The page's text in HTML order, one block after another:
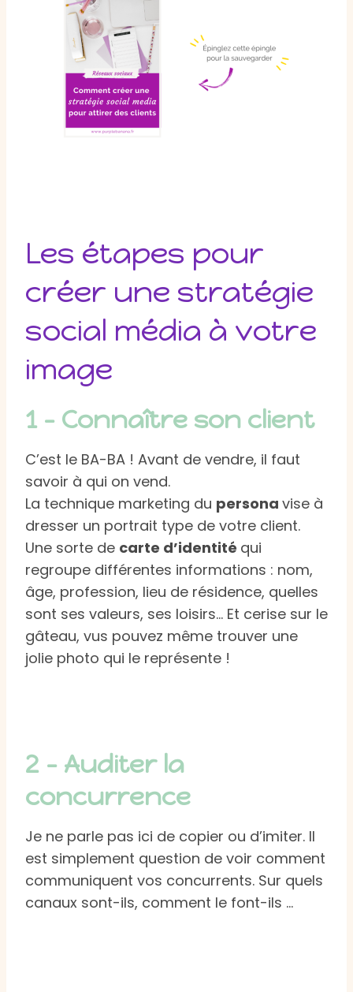
Les étapes pour
créer une stratégie
social média à votre
image
1 – Connaître son client
C’est le BA-BA ! Avant de vendre, il faut
savoir à qui on vend.
La technique marketing du persona vise à
dresser un portrait type de votre client.
Une sorte de carte d’identité qui
regroupe différentes informations : nom,
âge, profession, lieu de résidence, quelles
sont ses valeurs, ses loisirs… Et cerise sur le
gâteau, vus pouvez même trouver une
jolie photo qui le représente !
2 – Auditer la
concurrence
Je ne parle pas ici de copier ou d’imiter. Il
est simplement question de voir comment
communiquent vos concurrents. Sur quels
canaux sont-ils, comment le font-ils …